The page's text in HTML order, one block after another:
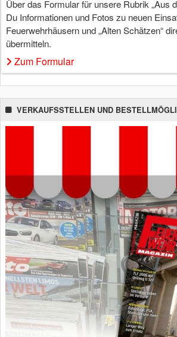
Über das Formular für unsere Rubrik „Aus
Du Informationen und Fotos zu neuen
Feuerwehrhäusern und „Alten Schätzen“
übermitteln.
Zum Formular
VERKAUFSSTELLEN UND